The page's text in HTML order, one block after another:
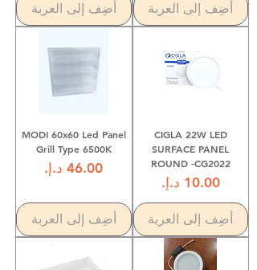
أضِف إلى العربة أضِف إلى العربة
CIGLA 22W LED
SURFACE PANEL
ROUND -CG2022
السعر‏10.00 د.إ.‏
أضِف إلى العربة
MODI 60x60 Led Panel
Grill Type 6500K
السعر
أضِف إلى العربة